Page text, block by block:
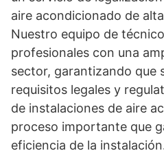
aire acondicionado de
Nuestro equipo de
profesionales con una
sector, garantizando que
requisitos legales y
de instalaciones de aire
proceso importante que
eficiencia de la